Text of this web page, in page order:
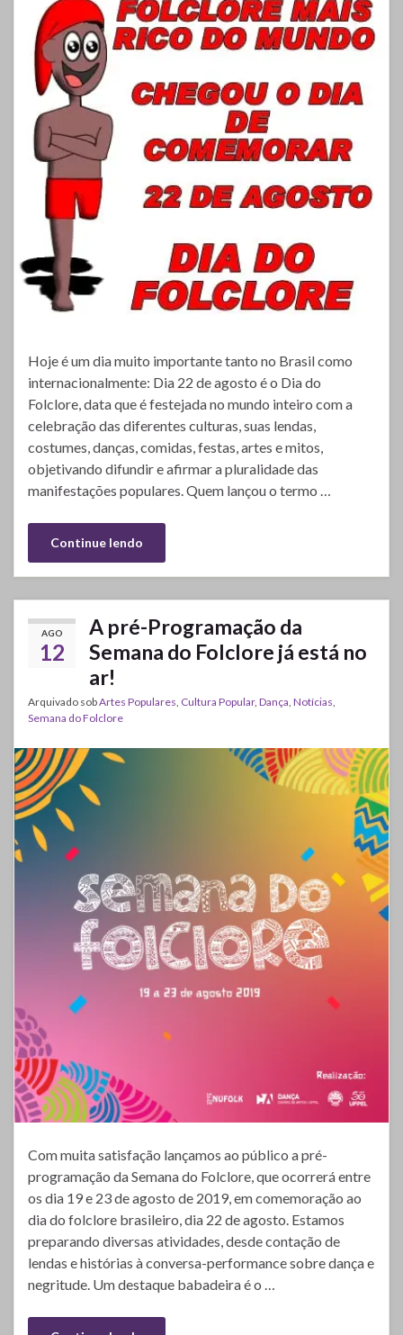
Hoje é um dia muito importante tanto no Brasil como
internacionalmente: Dia 22 de agosto é o Dia do
Folclore, data que é festejada no mundo inteiro com a
celebração das diferentes culturas, suas lendas,
costumes, danças, comidas, festas, artes e mitos,
objetivando difundir e afirmar a pluralidade das
manifestações populares. Quem lançou o termo …
Continue lendo
AGO
12
A pré-Programação da
Semana do Folclore já está no
ar!
Arquivado sobArtes Populares Cultura Popular, Dança Notícias
Semana do Folclore
Com muita satisfação lançamos ao público a pré-
programação da Semana do Folclore, que ocorrerá entre
os dia 19 e 23 de agosto de 2019, em comemoração ao
dia do folclore brasileiro, dia 22 de agosto. Estamos
preparando diversas atividades, desde contação de
lendas e histórias à conversa-performance sobre dança e
negritude. Um destaque babadeira é o …